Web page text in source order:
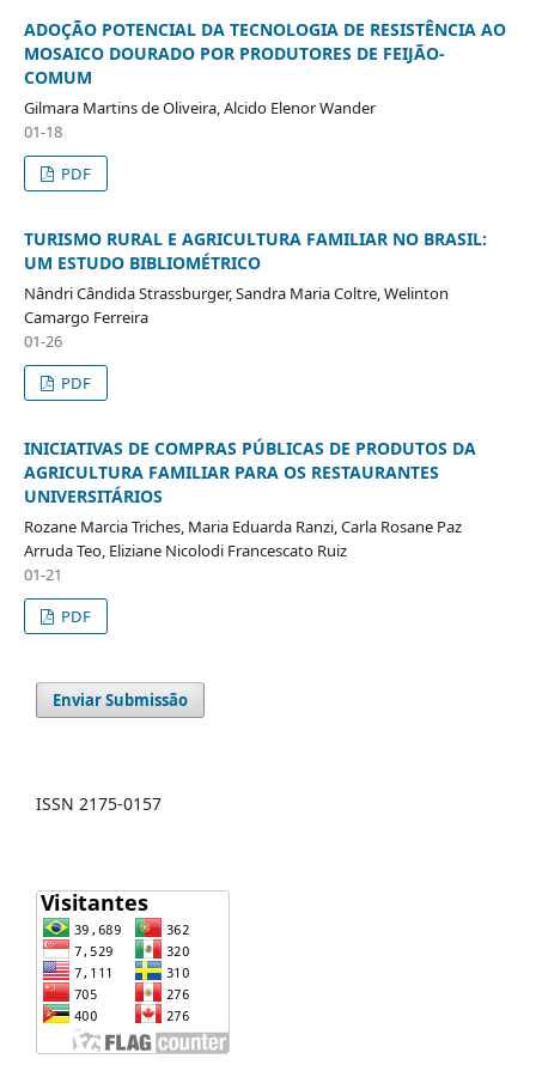
ADOÇÃO POTENCIAL DA TECNOLOGIA DE RESISTÊNCIA AO
MOSAICO DOURADO POR PRODUTORES DE FEIJÃO-
COMUM
Gilmara Martins de Oliveira, Alcido Elenor Wander
01-18
PDF
TURISMO RURAL E AGRICULTURA FAMILIAR NO BRASIL:
UM ESTUDO BIBLIOMÉTRICO
Nândri Cândida Strassburger, Sandra Maria Coltre, Welinton
Camargo Ferreira
01-26
PDF
INICIATIVAS DE COMPRAS PÚBLICAS DE PRODUTOS DA
AGRICULTURA FAMILIAR PARA OS RESTAURANTES
UNIVERSITÁRIOS
Rozane Marcia Triches, Maria Eduarda Ranzi, Carla Rosane Paz
Arruda Teo, Eliziane Nicolodi Francescato Ruiz
01-21
PDF
Enviar Submissão
ISSN 2175-0157